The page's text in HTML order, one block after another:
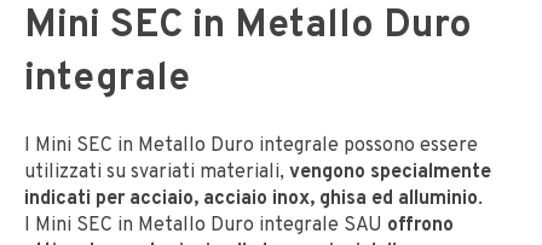
Mini SEC in Metallo Duro
integrale
I Mini SEC in Metallo Duro integrale possono essere
utilizzati su svariati materiali, vengono specialmente
indicati per acciaio, acciaio inox, ghisa ed alluminio.
I Mini SEC in Metallo Duro integrale SAU offrono